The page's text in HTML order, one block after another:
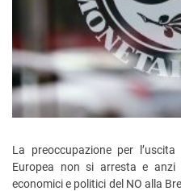
La preoccupazione per
Europea non si arresta e
economici e politici del NO alla